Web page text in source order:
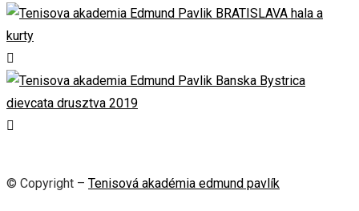
© Copyright – Tenisová akadémia edmund pavlík